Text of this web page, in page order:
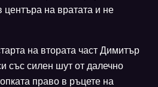
центъра на вратата и не
на втората част Димитър
със силен шут от далечно
право в ръцете на